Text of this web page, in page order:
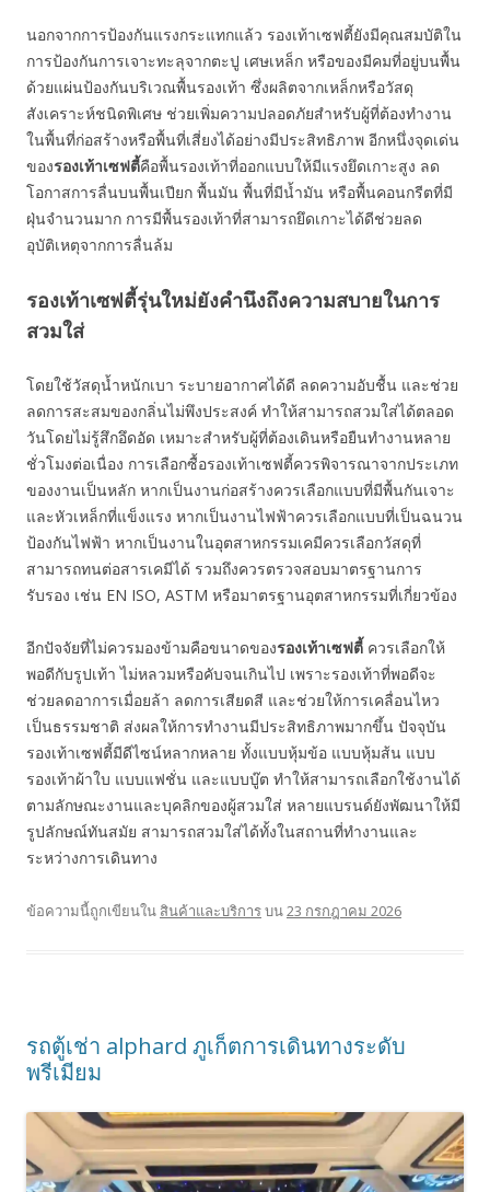
นอกจากการป้องกันแรงกระแทกแล้ว รองเท้าเซฟตี้ยังมีคุณสมบัติใน
การป้องกันการเจาะทะลุจากตะปู เศษเหล็ก หรือของมีคมที่อยู่บนพื้น
ด้วยแผ่นป้องกันบริเวณพื้นรองเท้า ซึ่งผลิตจากเหล็กหรือวัสดุ
สังเคราะห์ชนิดพิเศษ ช่วยเพิ่มความปลอดภัยสำหรับผู้ที่ต้องทำงาน
ในพื้นที่ก่อสร้างหรือพื้นที่เสี่ยงได้อย่างมีประสิทธิภาพ อีกหนึ่งจุดเด่น
ของรองเท้าเซฟตี้คือพื้นรองเท้าที่ออกแบบให้มีแรงยึดเกาะสูง ลด
โอกาสการลื่นบนพื้นเปียก พื้นมัน พื้นที่มีน้ำมัน หรือพื้นคอนกรีตที่มี
ฝุ่นจำนวนมาก การมีพื้นรองเท้าที่สามารถยึดเกาะได้ดีช่วยลด
อุบัติเหตุจากการลื่นล้ม
รองเท้าเซฟตี้รุ่นใหม่ยังคำนึงถึงความสบายในการ
สวมใส่
โดยใช้วัสดุน้ำหนักเบา ระบายอากาศได้ดี ลดความอับชื้น และช่วย
ลดการสะสมของกลิ่นไม่พึงประสงค์ ทำให้สามารถสวมใส่ได้ตลอด
วันโดยไม่รู้สึกอึดอัด เหมาะสำหรับผู้ที่ต้องเดินหรือยืนทำงานหลาย
ชั่วโมงต่อเนื่อง การเลือกซื้อรองเท้าเซฟตี้ควรพิจารณาจากประเภท
ของงานเป็นหลัก หากเป็นงานก่อสร้างควรเลือกแบบที่มีพื้นกันเจาะ
และหัวเหล็กที่แข็งแรง หากเป็นงานไฟฟ้าควรเลือกแบบที่เป็นฉนวน
ป้องกันไฟฟ้า หากเป็นงานในอุตสาหกรรมเคมีควรเลือกวัสดุที่
สามารถทนต่อสารเคมีได้ รวมถึงควรตรวจสอบมาตรฐานการ
รับรอง เช่น EN ISO, ASTM หรือมาตรฐานอุตสาหกรรมที่เกี่ยวข้อง
อีกปัจจัยที่ไม่ควรมองข้ามคือขนาดของรองเท้าเซฟตี้ ควรเลือกให้
พอดีกับรูปเท้า ไม่หลวมหรือคับจนเกินไป เพราะรองเท้าที่พอดีจะ
ช่วยลดอาการเมื่อยล้า ลดการเสียดสี และช่วยให้การเคลื่อนไหว
เป็นธรรมชาติ ส่งผลให้การทำงานมีประสิทธิภาพมากขึ้น ปัจจุบัน
รองเท้าเซฟตี้มีดีไซน์หลากหลาย ทั้งแบบหุ้มข้อ แบบหุ้มส้น แบบ
รองเท้าผ้าใบ แบบแฟชั่น และแบบบู๊ต ทำให้สามารถเลือกใช้งานได้
ตามลักษณะงานและบุคลิกของผู้สวมใส่ หลายแบรนด์ยังพัฒนาให้มี
รูปลักษณ์ทันสมัย สามารถสวมใส่ได้ทั้งในสถานที่ทำงานและ
ระหว่างการเดินทาง
ข้อความนี้ถูกเขียนใน สินค้าและบริการบน23 กรกฎาคม 2026
รถตู้เช่า alphard ภูเก็ตการเดินทางระดับ
พรีเมียม